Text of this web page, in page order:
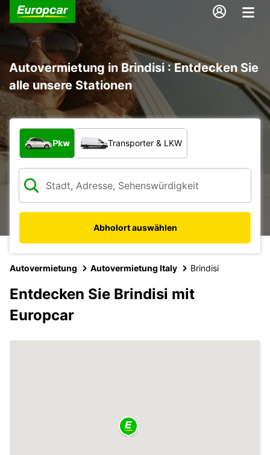
Autovermietung in Brindisi : Entdecken Sie
alle unsere Stationen
Welche Art von Fahrzeug?
Pkw Transporter & LKW
Abholort auswählen
Autovermietung Autovermietung Italy Brindisi
Entdecken Sie Brindisi mit
Europcar